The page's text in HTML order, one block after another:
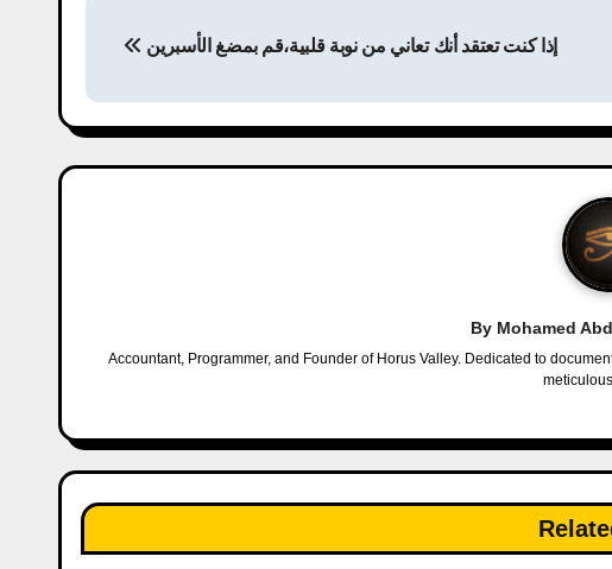
s
t
a
t
i
إذا كنت تعتقد أنك تعاني من نوبة قلبية،قم بمضغ الأسبرين
By Mohamed
Accountant, Programmer, and Founder of Horus Valley. Dedicated to